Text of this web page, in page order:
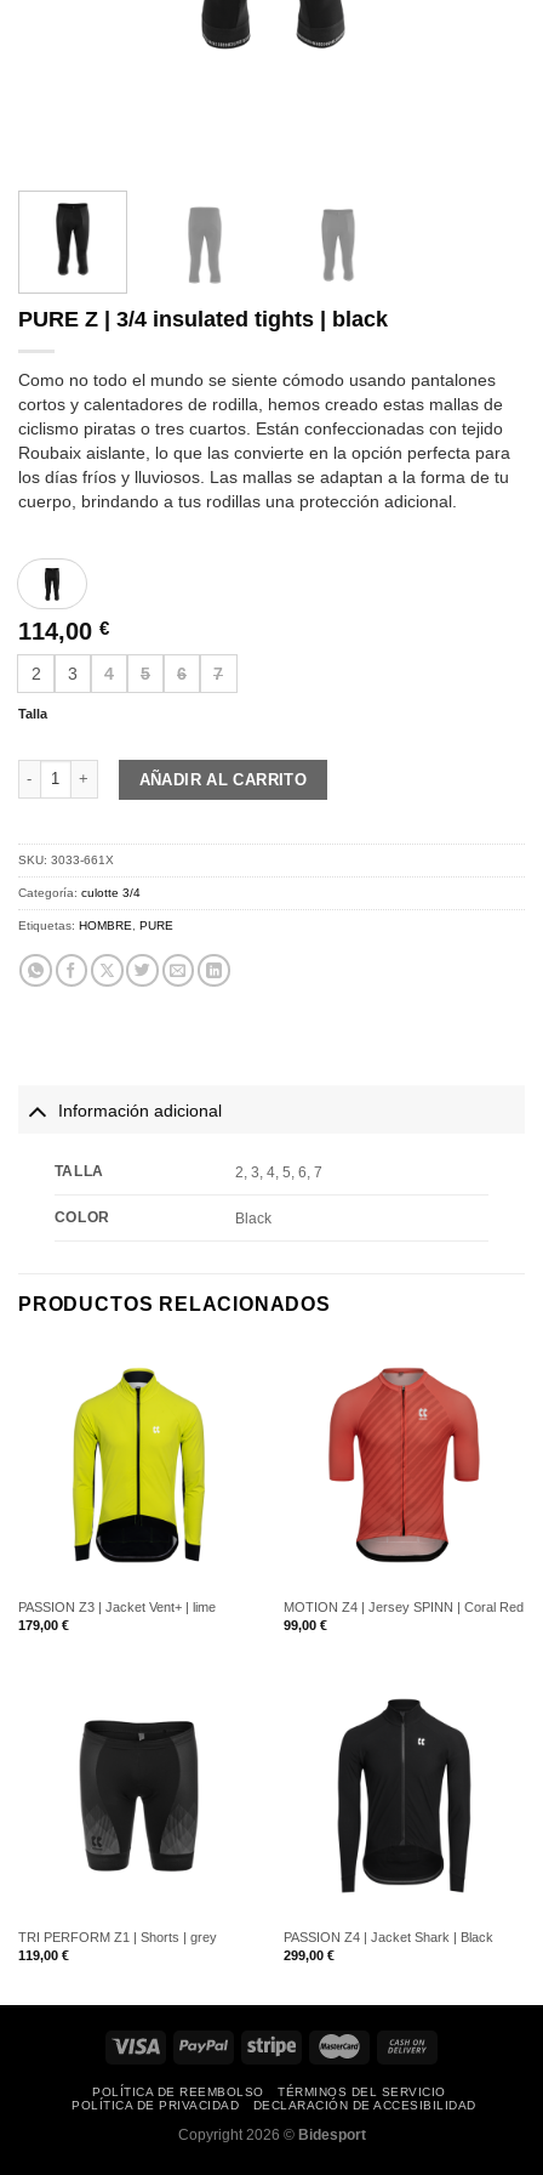
PURE Z | 3/4 insulated tights | black
Como no todo el mundo se siente cómodo usando pantalones
cortos y calentadores de rodilla, hemos creado estas mallas de
ciclismo piratas o tres cuartos. Están confeccionadas con tejido
Roubaix aislante, lo que las convierte en la opción perfecta para
los días fríos y lluviosos. Las mallas se adaptan a la forma de tu
cuerpo, brindando a tus rodillas una protección adicional.
114,00 €
2 3 4 5 6 7
Talla
PURE Z | 3/4 insulated tights | black cantidad
AÑADIR AL CARRITO
SKU: 3033-661X
Categoría: culotte 3/4
Etiquetas: HOMBRE PURE
Información adicional
TALLA 2, 3, 4, 5, 6, 7
COLOR Black
PRODUCTOS RELACIONADOS
PASSION Z3 | Jacket Vent+ | lime
179,00 €
MOTION Z4 | Jersey SPINN | Coral Red
99,00 €
TRI PERFORM Z1 | Shorts | grey
119,00 €
PASSION Z4 | Jacket Shark | Black
299,00 €
POLÍTICA DE REEMBOLSO
TÉRMINOS DEL SERVICIO
POLÍTICA DE PRIVACIDAD
DECLARACIÓN DE ACCESIBILIDAD
Copyright 2026 © Bidesport